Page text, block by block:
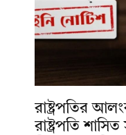
রাষ্ট্রপতির
রাষ্ট্রপতি